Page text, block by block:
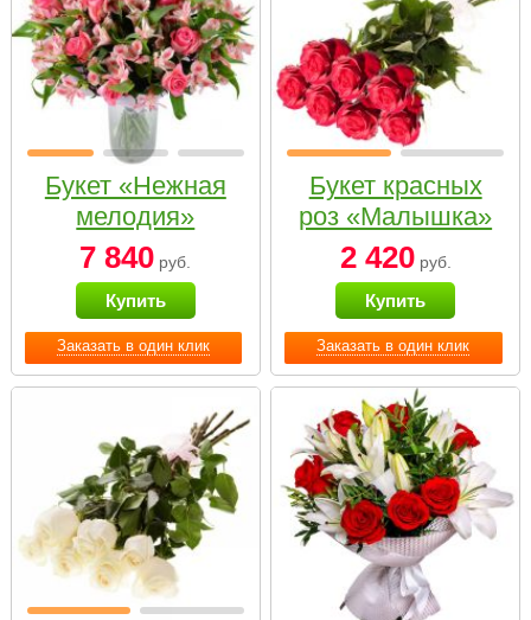
Заказать в один клик
Букет «Нежная
мелодия»
7 840 руб.
Купить
Заказать в один клик
Букет красных
роз «Малышка»
2 420руб.
Купить